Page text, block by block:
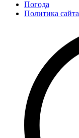
Погода
Политика сайта